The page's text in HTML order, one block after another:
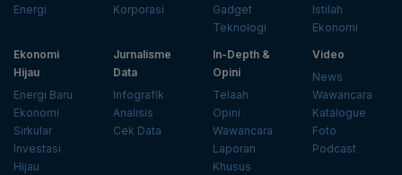
Energi
Korporasi
Gadget
Teknologi
Istilah
Ekonomi
Ekonomi
Hijau
Energi Baru
Ekonomi
Sirkular
Investasi
Hijau
Jurnalisme
Data
Infografik
Analisis
Cek Data
In-Depth &
Opini
Telaah
Opini
Wawancara
Laporan
Khusus
Video
News
Wawancara
Katalogue
Foto
Podcast